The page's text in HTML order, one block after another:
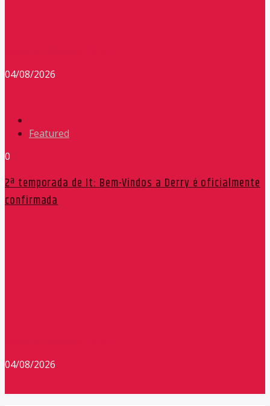
04/08/2026
Featured
0
2ª temporada de It: Bem-Vindos a Derry é oficialmente
confirmada
04/08/2026